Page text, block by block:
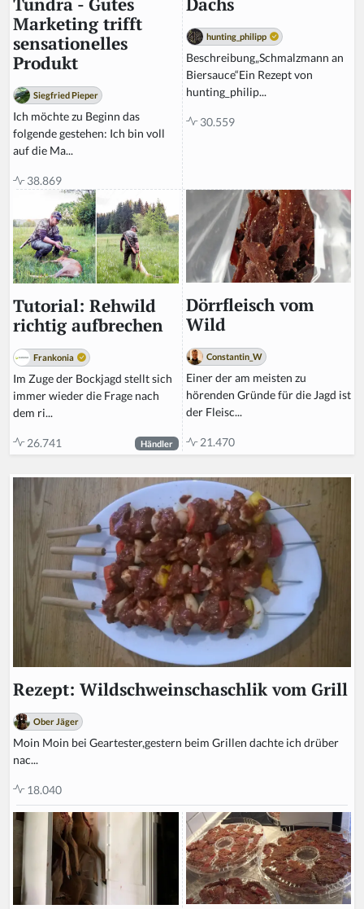
Tundra - Gutes
Marketing trifft
sensationelles
Produkt
Siegfried Pieper
Ich möchte zu Beginn das
folgende gestehen: Ich bin voll
auf die Ma...
38.869
hunting_philipp
Beschreibung„Schmalzmann an
Biersauce“Ein Rezept von
hunting_philip...
30.559
Tutorial: Rehwild
richtig aufbrechen
Frankonia
Im Zuge der Bockjagd stellt sich
immer wieder die Frage nach
dem ri...
26.741 Händler
Dörrfleisch vom
Wild
Constantin_W
Einer der am meisten zu
hörenden Gründe für die Jagd ist
der Fleisc...
21.470
Rezept: Wildschweinschaschlik vom Grill
Ober Jäger
Moin Moin bei Geartester,gestern beim Grillen dachte ich drüber
nac...
18.040